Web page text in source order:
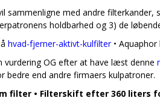
sammenligne med andre
holdbarhed og 3) de
hvad-fjerner-aktivt-kulfilter• Aquaphor
vurdering OG efter at have læst denne
bedre end andre firmaers kulpatroner.
filter • Filterskift efter 360 liters